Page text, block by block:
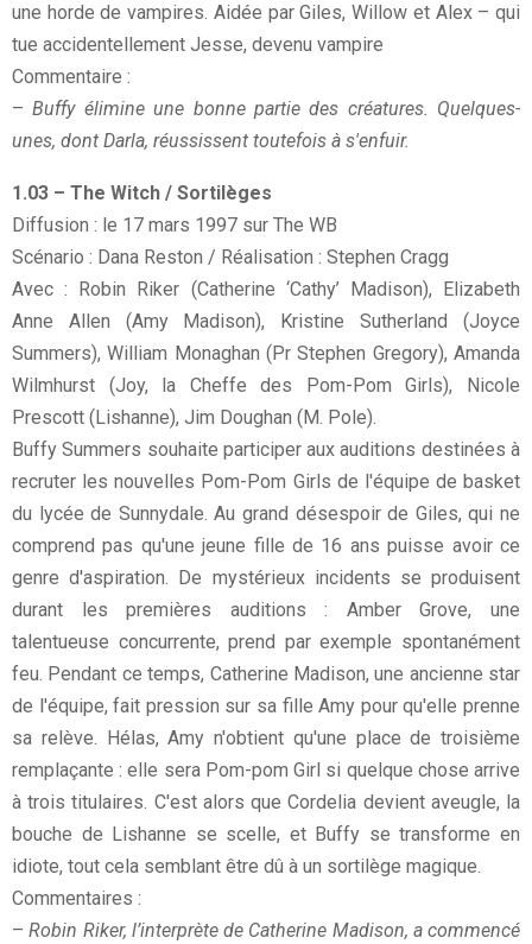
une horde de vampires. Aidée par Giles, Willow et Alex – qui
tue accidentellement Jesse, devenu vampire
Commentaire :
–Buffy élimine une bonne partie des créatures. Quelques-
unes, dont Darla, réussissent toutefois à s'enfuir.
1.03 – The Witch / Sortilèges
Diffusion : le 17 mars 1997 sur The WB
Scénario : Dana Reston / Réalisation : Stephen Cragg
Avec : Robin Riker (Catherine ‘Cathy’ Madison), Elizabeth
Anne Allen (Amy Madison), Kristine Sutherland (Joyce
Summers), William Monaghan (Pr Stephen Gregory), Amanda
Wilmhurst (Joy, la Cheffe des Pom-Pom Girls), Nicole
Prescott (Lishanne), Jim Doughan (M. Pole).
Buffy Summers souhaite participer aux auditions destinées à
recruter les nouvelles Pom-Pom Girls de l'équipe de basket
du lycée de Sunnydale. Au grand désespoir de Giles, qui ne
comprend pas qu'une jeune fille de 16 ans puisse avoir ce
genre d'aspiration. De mystérieux incidents se produisent
durant les premières auditions : Amber Grove, une
talentueuse concurrente, prend par exemple spontanément
feu. Pendant ce temps, Catherine Madison, une ancienne star
de l'équipe, fait pression sur sa fille Amy pour qu'elle prenne
sa relève. Hélas, Amy n'obtient qu'une place de troisième
remplaçante : elle sera Pom-pom Girl si quelque chose arrive
à trois titulaires. C'est alors que Cordelia devient aveugle, la
bouche de Lishanne se scelle, et Buffy se transforme en
idiote, tout cela semblant être dû à un sortilège magique.
Commentaires :
–Robin Riker, l’interprète de Catherine Madison, a commencé